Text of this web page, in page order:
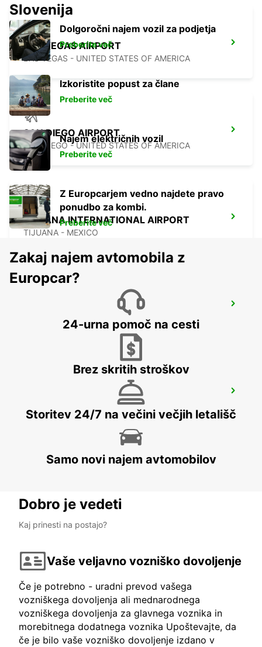
LAS VEGAS AIRPORT
LAS VEGAS - UNITED STATES OF AMERICA
SAN DIEGO AIRPORT
SAN DIEGO - UNITED STATES OF AMERICA
TIJUANA INTERNATIONAL AIRPORT
TIJUANA - MEXICO
MEXICALI DOWNTOWN
MEXICALI - MEXICO
Slovenija
Dolgoročni najem vozil za podjetja
Preberite več
Izkoristite popust za člane
Preberite več
Najem električnih vozil
Preberite več
Z Europcarjem vedno najdete pravo
ponudbo za kombi.
Preberite več
Zakaj najem avtomobila z
Europcar?
24-urna pomoč na cesti
Brez skritih stroškov
Storitev 24/7 na večini večjih letališč
Samo novi najem avtomobilov
Dobro je vedeti
Kaj prinesti na postajo?
Vaše veljavno vozniško dovoljenje
Če je potrebno - uradni prevod vašega
vozniškega dovoljenja ali mednarodnega
vozniškega dovoljenja za glavnega voznika in
morebitnega dodatnega voznika Upoštevajte, da
če je bilo vaše vozniško dovoljenje izdano v